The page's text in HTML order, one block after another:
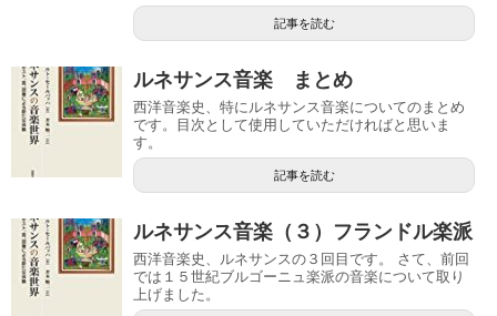
記事を読む
ルネサンス音楽 まとめ
西洋音楽史、特にルネサンス音楽についてのまとめ
です。目次として使用していただければと思いま
す。
記事を読む
ルネサンス音楽（３）フランドル楽派
西洋音楽史、ルネサンスの３回目です。 さて、前回
では１５世紀ブルゴーニュ楽派の音楽について取り
上げました。